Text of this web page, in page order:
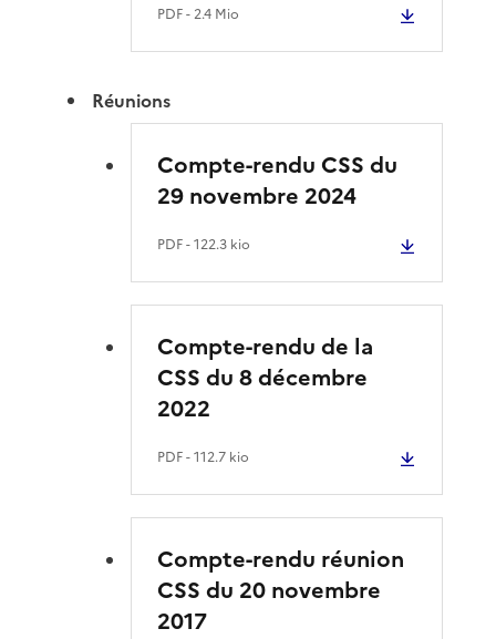
PDF- 2.4 Mio
Réunions
Compte-rendu CSS du
29 novembre 2024
PDF- 122.3 kio
Compte-rendu de la
CSS du 8 décembre
2022
PDF- 112.7 kio
Compte-rendu réunion
CSS du 20 novembre
2017